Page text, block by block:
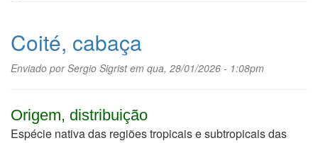
Coité, cabaça
Enviado porSergio Sigristem qua, 28/01/2026 - 1:08pm
Origem, distribuição
Espécie nativa das regiões tropicais e subtropicais das